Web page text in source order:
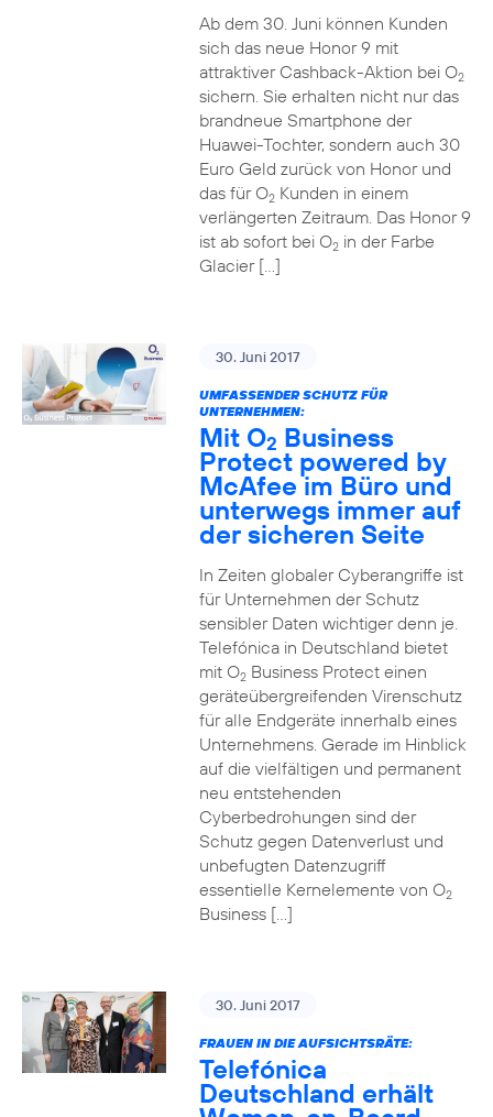
Ab dem 30. Juni können Kunden
sich das neue Honor 9 mit
attraktiver Cashback-Aktion bei O2
sichern. Sie erhalten nicht nur das
brandneue Smartphone der
Huawei-Tochter, sondern auch 30
Euro Geld zurück von Honor und
das für O2Kunden in einem
verlängerten Zeitraum. Das Honor 9
ist ab sofort bei O2in der Farbe
Glacier […]
30. Juni 2017
UMFASSENDER SCHUTZ FÜR
UNTERNEHMEN:
Mit O2 Business
Protect powered by
McAfee im Büro und
unterwegs immer auf
der sicheren Seite
In Zeiten globaler Cyberangriffe ist
für Unternehmen der Schutz
sensibler Daten wichtiger denn je.
Telefónica in Deutschland bietet
mit O2Business Protect einen
geräteübergreifenden Virenschutz
für alle Endgeräte innerhalb eines
Unternehmens. Gerade im Hinblick
auf die vielfältigen und permanent
neu entstehenden
Cyberbedrohungen sind der
Schutz gegen Datenverlust und
unbefugten Datenzugriff
essentielle Kernelemente von O2
Business […]
30. Juni 2017
FRAUEN IN DIE AUFSICHTSRÄTE:
Telefónica
Deutschland erhält